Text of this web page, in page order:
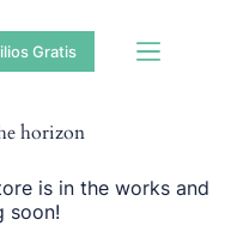
Gratis
horizon
is in the works and
soon!